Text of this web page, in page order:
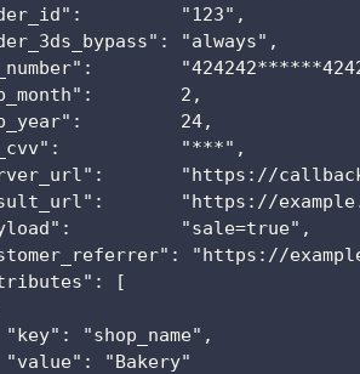
"123",
"always",
2,
24,
"***",
"https://
"https://
"sale=true",
"https://
[
"shop_name",
"Bakery"